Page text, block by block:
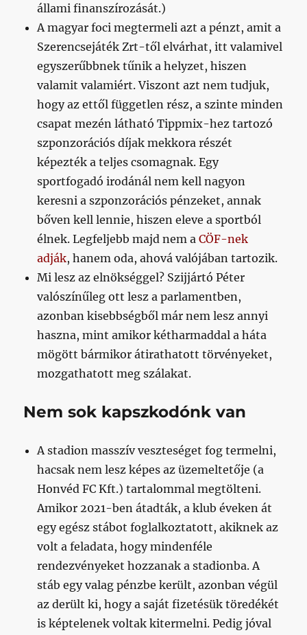
állami finanszírozását.)
A magyar foci megtermeli azt a pénzt, amit a
Szerencsejáték Zrt-től elvárhat, itt valamivel
egyszerűbbnek tűnik a helyzet, hiszen
valamit valamiért. Viszont azt nem tudjuk,
hogy az ettől független rész, a szinte minden
csapat mezén látható Tippmix-hez tartozó
szponzorációs díjak mekkora részét
képezték a teljes csomagnak. Egy
sportfogadó irodánál nem kell nagyon
keresni a szponzorációs pénzeket, annak
bőven kell lennie, hiszen eleve a sportból
élnek. Legfeljebb majd nem aCÖF-nek
adják, hanem oda, ahová valójában tartozik.
Mi lesz az elnökséggel? Szijjártó Péter
valószínűleg ott lesz a parlamentben,
azonban kisebbségből már nem lesz annyi
haszna, mint amikor kétharmaddal a háta
mögött bármikor átirathatott törvényeket,
mozgathatott meg szálakat.
Nem sok kapszkodónk van
A stadion masszív veszteséget fog termelni,
hacsak nem lesz képes az üzemeltetője (a
Honvéd FC Kft.) tartalommal megtölteni.
Amikor 2021-ben átadták, a klub éveken át
egy egész stábot foglalkoztatott, akiknek az
volt a feladata, hogy mindenféle
rendezvényeket hozzanak a stadionba. A
stáb egy valag pénzbe került, azonban végül
az derült ki, hogy a saját fizetésük töredékét
is képtelenek voltak kitermelni. Pedig jóval